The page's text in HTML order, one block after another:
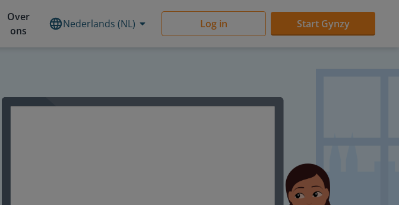
Over
ons
Nederlands (NL) Log in Start Gynzy